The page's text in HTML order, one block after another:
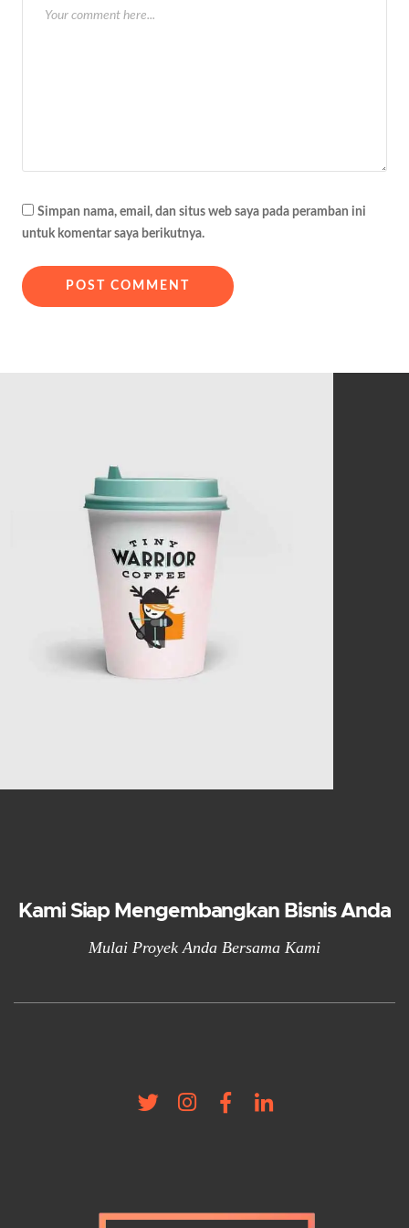
Simpan nama, email, dan situs web saya pada peramban ini
untuk komentar saya berikutnya.
Kami Siap Mengembangkan Bisnis Anda
Mulai Proyek Anda Bersama Kami